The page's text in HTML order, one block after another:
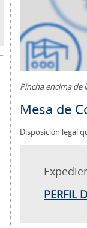
Pincha encima de
Mesa de
Disposición legal
PERFIL